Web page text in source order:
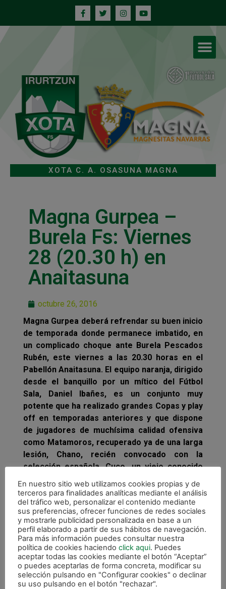
XOTA C. A. OSASUNA MAGNA
Magna Gurpea –
Burela Fs: Viernes
28 (20.30 h) en
Anaitasuna
octubre 26, 2016
Magna Gurpea deberá refrendar su buen inicio
de temporada donde permanece imbatido, en
un complicado choque ante Burela Pescados
Rubén, este viernes a las 20.30 horas en el
Pabellón Anaitasuna. El equipo naranja, dirigido
desde el banquillo por un mítico del Fútbol
Sala, Daniel Ibañes, es un conjunto muy
potente que ha realizado grandes Copas y play
off en temporadas anteriores y que dispone
de jugadores de muchísima calidad ofensiva
como Matamoros, recuperado ya de una larga
lesión, Chano, recién convocado con la
selección española, Cuco, un viejo conocido
Rodríguez que pueden hacer un roto ofensivo
en cualquier momento.
Imanol Arregui recupera a Araça, una vez
cumplida la sanción de un partido ante Gran
Canaria. Tres puntos importantes los que se
ponen en juego que pueden hacer buenos los
empates forasteros en Cartagena y Gran
Canaria.
En nuestro sitio web utilizamos cookies propias y de
terceros para finalidades analíticas mediante el análisis
del tráfico web, personalizar el contenido mediante
sus preferencias, ofrecer funciones de redes sociales
y mostrarle publicidad personalizada en base a un
perfil elaborado a partir de sus hábitos de navegación.
Para más información puedes consultar nuestra
política de cookies haciendo click aqui. Puedes
aceptar todas las cookies mediante el botón “Aceptar”
o puedes aceptarlas de forma concreta, modificar su
selección pulsando en "Configurar cookies" o declinar
su uso pulsando en el botón "rechazar".